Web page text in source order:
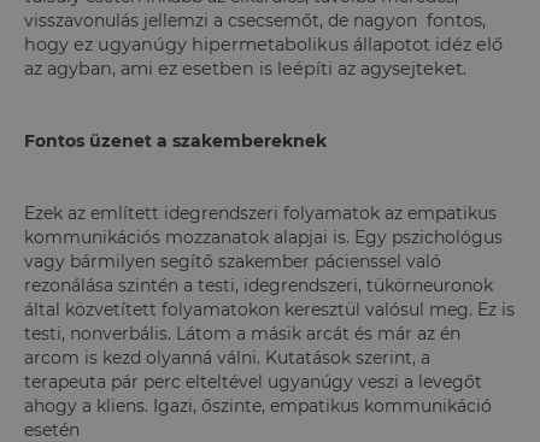
visszavonulás jellemzi a csecsemőt, de nagyon fontos,
hogy ez ugyanúgy hipermetabolikus állapotot idéz elő
az agyban, ami ez esetben is leépíti az agysejteket.
Fontos üzenet a szakembereknek
Ezek az említett idegrendszeri folyamatok az empatikus
kommunikációs mozzanatok alapjai is. Egy pszichológus
vagy bármilyen segítő szakember pácienssel való
rezonálása szintén a testi, idegrendszeri, tükörneuronok
által közvetített folyamatokon keresztül valósul meg. Ez is
testi, nonverbális. Látom a másik arcát és már az én
arcom is kezd olyanná válni. Kutatások szerint, a
terapeuta pár perc elteltével ugyanúgy veszi a levegőt
ahogy a kliens. Igazi, őszinte, empatikus kommunikáció
esetén